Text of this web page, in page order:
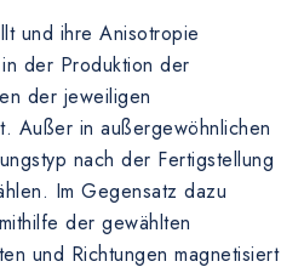
und ihre Anisotropie
der Produktion der
der jeweiligen
Außer in außergewöhnlichen
nach der Fertigstellung
Im Gegensatz dazu
der gewählten
und Richtungen magnetisiert